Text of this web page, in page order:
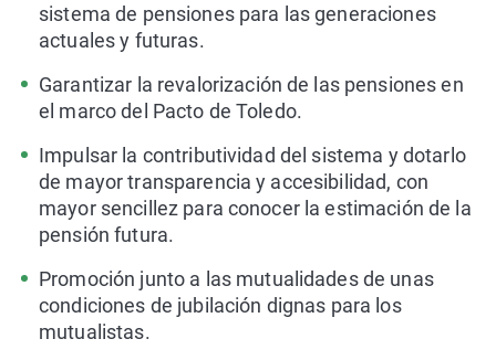
sistema de pensiones para las generaciones
actuales y futuras.
Garantizar la revalorización de las pensiones en
el marco del Pacto de Toledo.
Impulsar la contributividad del sistema y dotarlo
de mayor transparencia y accesibilidad, con
mayor sencillez para conocer la estimación de la
pensión futura.
Promoción junto a las mutualidades de unas
condiciones de jubilación dignas para los
mutualistas.